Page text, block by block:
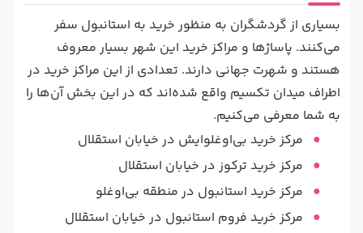
بسیاری از گردشگران به منظور خرید به استانبول سفر
می‌کنند. پاساژها و مراکز خرید این شهر بسیار معروف
هستند و شهرت جهانی دارند. تعدادی از این مراکز خرید در
اطراف میدان تکسیم واقع شده‌اند که در این بخش آن‌ها را
به شما معرفی می‌کنیم.
مرکز خرید بی‌اوغلوایش در خیابان استقلال
مرکز خرید ترکوز در خیابان استقلال
مرکز خرید استانبول در منطقه بی‌اوغلو
مرکز خرید فروم استانبول در خیابان استقلال